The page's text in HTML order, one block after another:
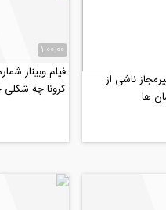
ناشی از
ها
1:00:00
کرونا چه شکلی